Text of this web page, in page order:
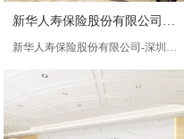
新华人寿保险股份有限公司深圳分公司-办公室装修
新华人寿保险股份有限公司-深圳分公司-办公室装修